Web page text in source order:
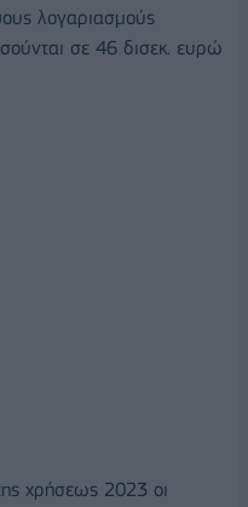
λογαριασμούς
σε 46 δισεκ. ευρώ
χρήσεως 2023 οι